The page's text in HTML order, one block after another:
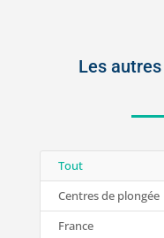
Les
Tout
Centres de plongée
France